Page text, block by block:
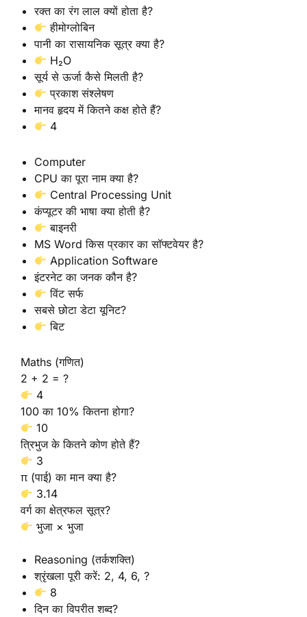
रक्त का रंग लाल क्यों होता है?
हीमोग्लोबिन
पानी का रासायनिक सूत्र क्या है?
H₂O
सूर्य से ऊर्जा कैसे मिलती है?
प्रकाश संश्लेषण
मानव हृदय में कितने कक्ष होते हैं?
4
Computer
CPU का पूरा नाम क्या है?
Central Processing Unit
कंप्यूटर की भाषा क्या होती है?
बाइनरी
MS Word किस प्रकार का सॉफ्टवेयर है?
Application Software
इंटरनेट का जनक कौन है?
विंट सर्फ
सबसे छोटा डेटा यूनिट?
बिट
Maths (गणित)
2 + 2 = ?
4
100 का 10% कितना होगा?
10
त्रिभुज के कितने कोण होते हैं?
3
π (पाई) का मान क्या है?
3.14
वर्ग का क्षेत्रफल सूत्र?
भुजा × भुजा
Reasoning (तर्कशक्ति)
श्रृंखला पूरी करें: 2, 4, 6, ?
8
दिन का विपरीत शब्द?